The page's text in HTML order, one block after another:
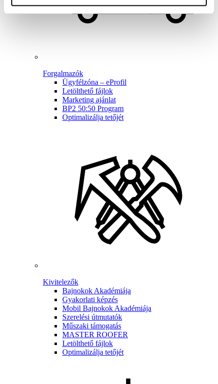
Forgalmazók
Ügyfélzóna – eProfil
Letölthető fájlok
Marketing ajánlat
BP2 50:50 Program
Optimalizálja tetőjét
Kivitelezők
Bajnokok Akadémiája
Gyakorlati képzés
Mobil Bajnokok Akadémiája
Szerelési útmutatók
Műszaki támogatás
MASTER ROOFER
Letölthető fájlok
Optimalizálja tetőjét